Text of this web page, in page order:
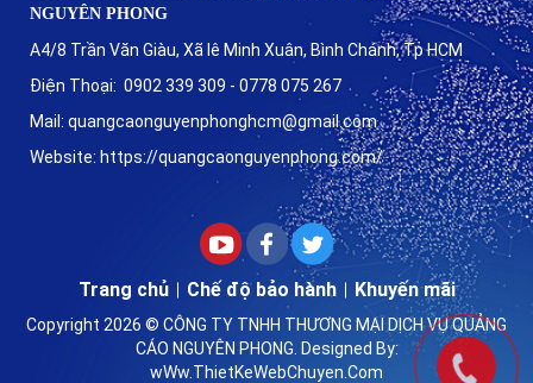
NGUYÊN PHONG
A4/8 Trần Văn Giàu, Xã lê Minh Xuân, Bình Chánh, Tp HCM
Điện Thoại: 0902 339 309 - 0778 075 267
Mail: quangcaonguyenphonghcm@gmail.com
Website: https://quangcaonguyenphong.com/
Trang chủ Chế độ bảo hành Khuyến mãi
Copyright 2026 © CÔNG TY TNHH THƯƠNG MẠI DỊCH VỤ QUẢNG
CÁO NGUYÊN PHONG. Designed By:
wWw.ThietKeWebChuyen.Com